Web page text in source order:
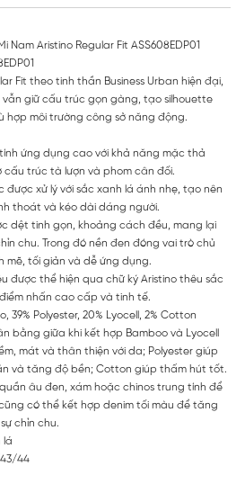
Nam Aristino Regular Fit ASS608EDP01
Fit theo tinh thần Business Urban hiện đại,
giữ cấu trúc gọn gàng, tạo silhouette
hợp môi trường công sở năng động.
ứng dụng cao với khả năng mặc thả
cấu trúc tà lượn và phom cân đối.
được xử lý với sắc xanh lá ánh nhẹ, tạo nên
thoát và kéo dài dáng người.
dệt tinh gọn, khoảng cách đều, mang lại
chu. Trong đó nền đen đóng vai trò chủ
mẽ, tối giản và dễ ứng dụng.
được thể hiện qua chữ ký Aristino thêu sắc
nhấn cao cấp và tinh tế.
39% Polyester, 20% Lyocell, 2% Cotton
bằng giữa khi kết hợp Bamboo và Lyocell
mát và thân thiện với da; Polyester giúp
và tăng độ bền; Cotton giúp thấm hút tốt.
âu đen, xám hoặc chinos trung tính để
có thể kết hợp denim tối màu để tăng
chỉn chu.
lá
44